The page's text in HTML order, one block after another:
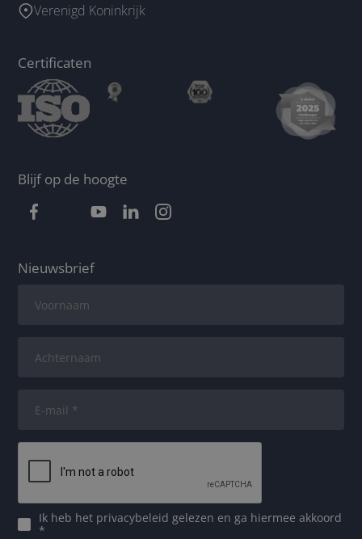
Verenigd Koninkrijk
Certificaten
Blijf op de hoogte
Nieuwsbrief
Ik heb het privacybeleid gelezen en ga hiermee akkoord
*